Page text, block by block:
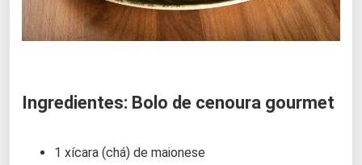
Ingredientes: Bolo de cenoura gourmet
1 xícara (chá) de maionese